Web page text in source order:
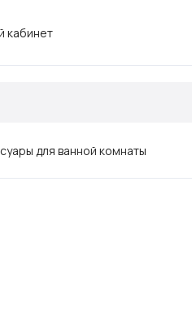
кабинет
для ванной комнаты